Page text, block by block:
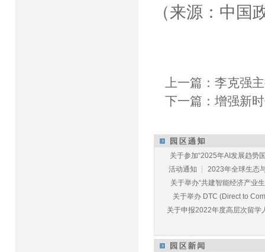
（来源：中国
上一篇：李克强
下一篇：增强新
关于参加“2025年AI发展趋势
活动通知 ┆ 2023年全球生态
关于举办“共建智能经济产业
关于举办 DTC (Direct to
关于申报2022年度高层次留学